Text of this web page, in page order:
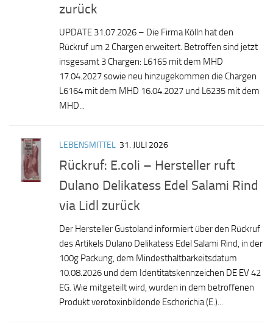
zurück
UPDATE 31.07.2026 – Die Firma Kölln hat den
Rückruf um 2 Chargen erweitert. Betroffen sind jetzt
insgesamt 3 Chargen: L6165 mit dem MHD
17.04.2027 sowie neu hinzugekommen die Chargen
L6164 mit dem MHD 16.04.2027 und L6235 mit dem
MHD...
LEBENSMITTEL 31. JULI 2026
Rückruf: E.coli – Hersteller ruft
Dulano Delikatess Edel Salami Rind
via Lidl zurück
Der Hersteller Gustoland informiert über den Rückruf
des Artikels Dulano Delikatess Edel Salami Rind, in der
100g Packung, dem Mindesthaltbarkeitsdatum
10.08.2026 und dem Identitätskennzeichen DE EV 42
EG. Wie mitgeteilt wird, wurden in dem betroffenen
Produkt verotoxinbildende Escherichia (E.)...